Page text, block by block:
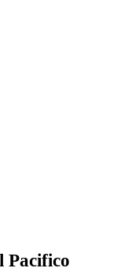
Pacifico